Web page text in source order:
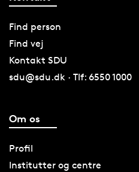
Find person
Find vej
Kontakt SDU
sdu@sdu.dk · Tlf: 6550 1000
Om os
Profil
Institutter og centre